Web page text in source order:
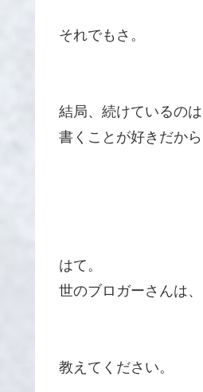
それでもさ。
結局、続けているのは
書くことが好きだか
はて。
世のブロガーさんは
教えてください。